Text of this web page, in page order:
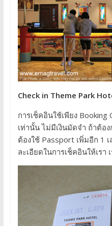
Check in Theme Park
การเช็คอินใช้เพียง
เท่านั้น ไม่มีเงินมัดจำ ถ้าต้อ
ต้องใช้ Passport เพิ่มอีก 1
ละเอียดในการเช็คอินให้เรา